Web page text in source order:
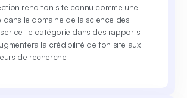
rend ton site connu comme une
dans le domaine de la science des
cette catégorie dans des rapports
la crédibilité de ton site aux
de recherche